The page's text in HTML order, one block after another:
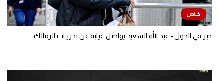
خبر في الجول - عبد الله السعيد يواصل غيابه عن تدريبات الزمالك